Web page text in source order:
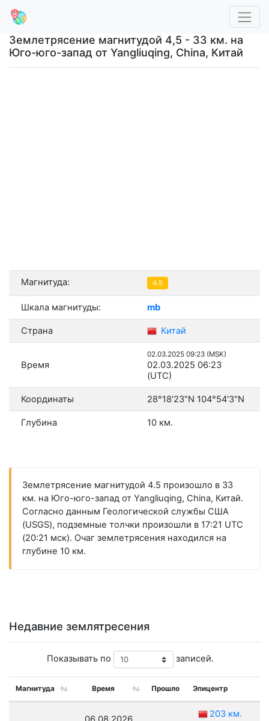
Землетрясение магнитудой 4,5 - 33 км. на
Юго-юго-запад от Yangliuqing, China, Китай
Магнитуда: 4.5
Шкала магнитуды: mb
Страна Китай
Время
02.03.2025 09:23 (MSK)
02.03.2025 06:23
(UTC)
Координаты 28°18'23"N 104°54'3"N
Глубина 10 км.
Землетрясение магнитудой 4.5 произошло в 33
км. на Юго-юго-запад от Yangliuqing, China, Китай.
Согласно данным Геологической службы США
(USGS), подземные толчки произошли в 17:21 UTC
(20:21 мск). Очаг землетрясения находился на
глубине 10 км.
Недавние землятресения
Показывать по записей.
Магнитуда Время Прошло Эпицентр
203 км.